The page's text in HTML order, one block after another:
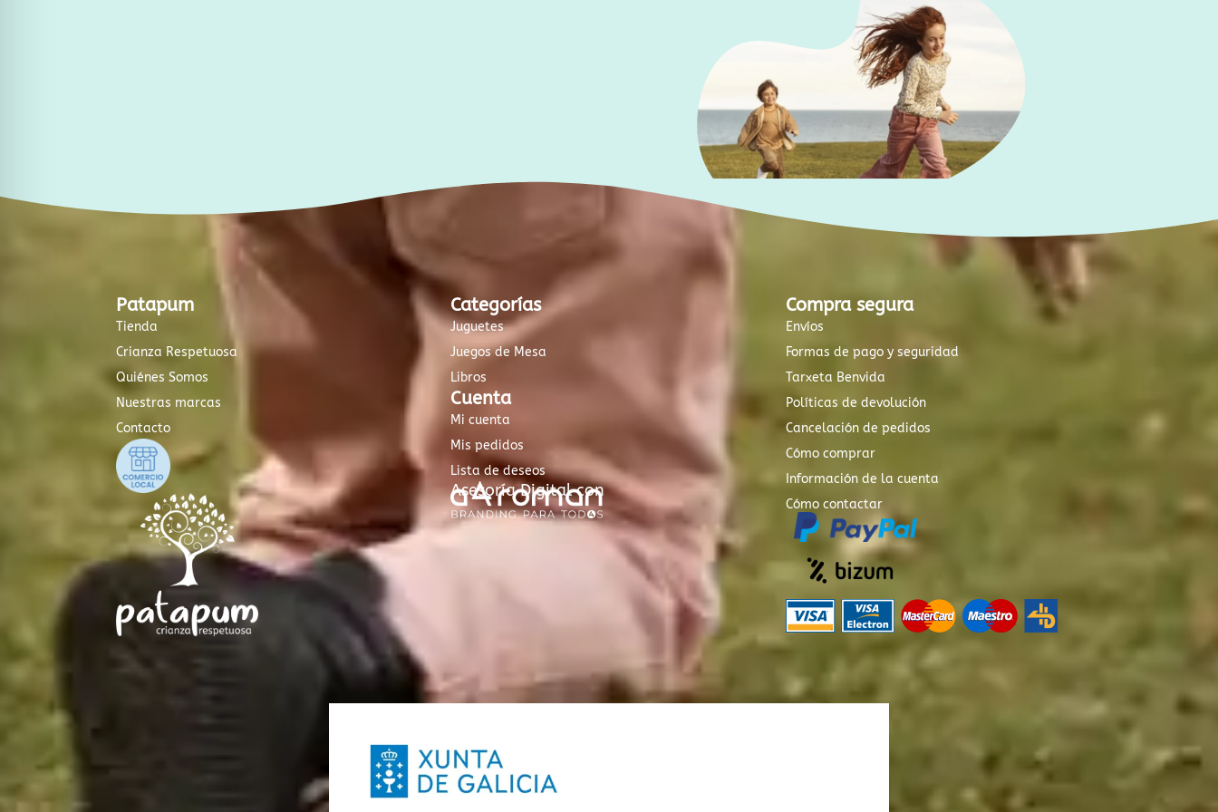
Patapum
Tienda
Crianza Respetuosa
Quiénes Somos
Nuestras marcas
Contacto
Categorías
Juguetes
Juegos de Mesa
Libros
Cuenta
Mi cuenta
Mis pedidos
Lista de deseos
Asesoría Digital con
Compra segura
Envíos
Formas de pago y seguridad
Tarxeta Benvida
Políticas de devolución
Cancelación de pedidos
Cómo comprar
Información de la cuenta
Cómo contactar